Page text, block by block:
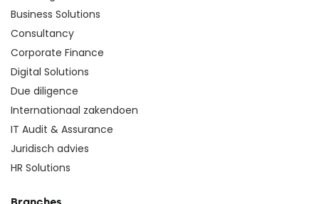
Business Solutions
Consultancy
Corporate Finance
Digital Solutions
Due diligence
Internationaal zakendoen
IT Audit & Assurance
Juridisch advies
HR Solutions